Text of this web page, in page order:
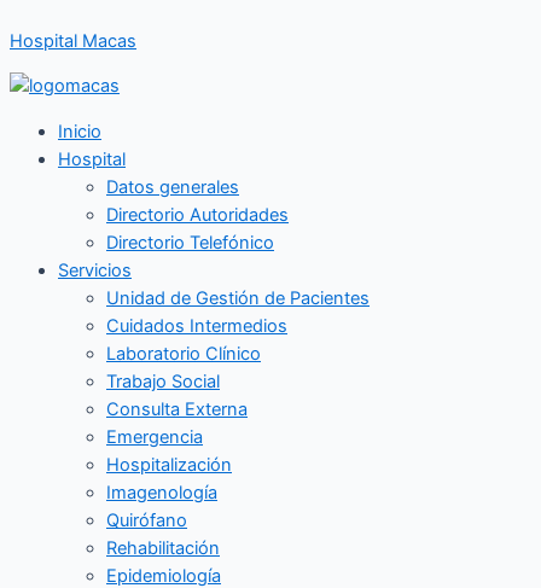
al
contenido
Hospital Macas
Inicio
Hospital
Datos generales
Directorio Autoridades
Directorio Telefónico
Servicios
Unidad de Gestión de Pacientes
Cuidados Intermedios
Laboratorio Clínico
Trabajo Social
Consulta Externa
Emergencia
Hospitalización
Imagenología
Quirófano
Rehabilitación
Epidemiología